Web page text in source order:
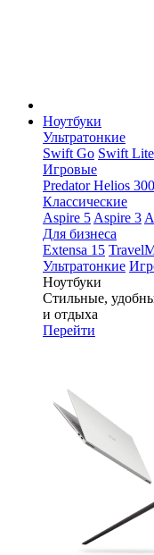
Ноутбуки
Ультратонкие
Swift Go Swift Lite
Игровые
Predator Helios 300
Классические
Aspire 5 Aspire 3
Для бизнеса
Extensa 15
Ультратонкие
Ноутбуки
Стильные,
и отдыха
Перейти